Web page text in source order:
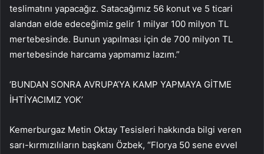
teslimatını yapacağız. Satacağımız 56 konut ve 5 ticari
alandan elde edeceğimiz gelir 1 milyar 100 milyon TL
mertebesinde. Bunun yapılması için de 700 milyon TL
mertebesinde harcama yapmamız lazım.”
‘BUNDAN SONRA AVRUPA’YA KAMP YAPMAYA GİTME
İHTİYACIMIZ YOK’
Kemerburgaz Metin Oktay Tesisleri hakkında bilgi veren
sarı-kırmızılıların başkanı Özbek, “Florya 50 sene evvel